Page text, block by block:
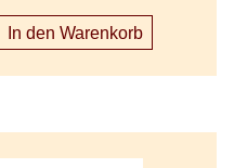
In den Warenkorb